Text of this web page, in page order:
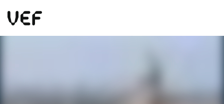
Read more
Okay